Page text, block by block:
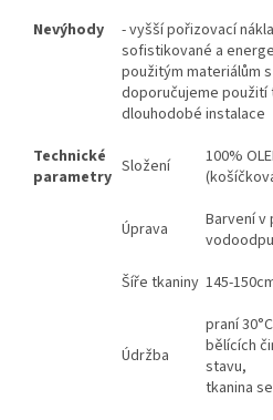
Nevýhody
- vyšší pořizovací
sofistikované a
použitým materiálům
doporučujeme použití
dlouhodobé instalace
Technické
parametry Složení
100%
Úprava
Barvení v
Šíře tkaniny 145-
Údržba
praní
bělících
stavu,
tkanina